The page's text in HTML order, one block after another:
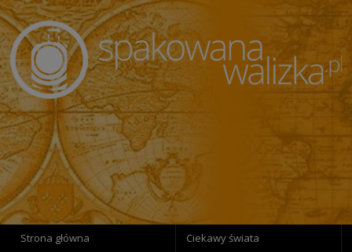
Strona główna
Ciekawy świata